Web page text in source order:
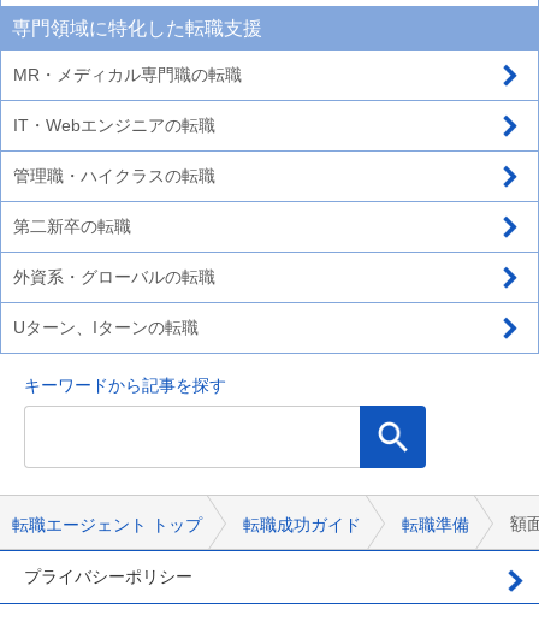
専門領域に特化した転職支援
MR・メディカル専門職の転職
IT・Webエンジニアの転職
管理職・ハイクラスの転職
第二新卒の転職
外資系・グローバルの転職
Uターン、Iターンの転職
キーワードから記事を探す
転職エージェント トップ 転職成功ガイド 転職準備 額
プライバシーポリシー